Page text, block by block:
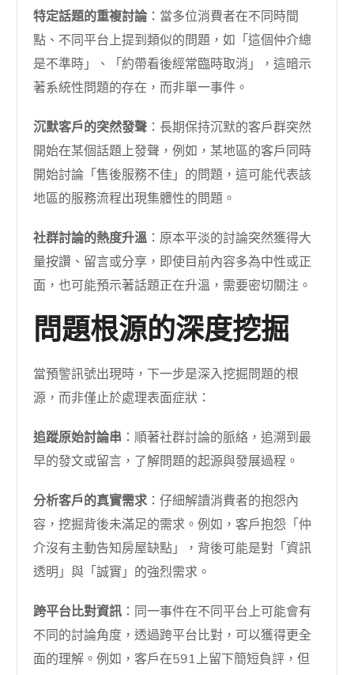
特定話題的重複討論 ：當多位消費者在不同時間
點、不同平台上提到類似的問題，如「這個仲介總
是不準時」、「約帶看後經常臨時取消」，這暗示
著系統性問題的存在，而非單一事件。
沉默客戶的突然發聲 ：長期保持沉默的客戶群突然
開始在某個話題上發聲，例如，某地區的客戶同時
開始討論「售後服務不佳」的問題，這可能代表該
地區的服務流程出現集體性的問題。
社群討論的熱度升溫 ：原本平淡的討論突然獲得大
量按讚、留言或分享，即使目前內容多為中性或正
面，也可能預示著話題正在升溫，需要密切關注。
問題根源的深度挖掘
當預警訊號出現時，下一步是深入挖掘問題的根
源，而非僅止於處理表面症狀：
追蹤原始討論串 ：順著社群討論的脈絡，追溯到最
早的發文或留言，了解問題的起源與發展過程。
分析客戶的真實需求 ：仔細解讀消費者的抱怨內
容，挖掘背後未滿足的需求。例如，客戶抱怨「仲
介沒有主動告知房屋缺點」，背後可能是對「資訊
透明」與「誠實」的強烈需求。
跨平台比對資訊 ：同一事件在不同平台上可能會有
不同的討論角度，透過跨平台比對，可以獲得更全
面的理解。例如，客戶在591上留下簡短負評，但